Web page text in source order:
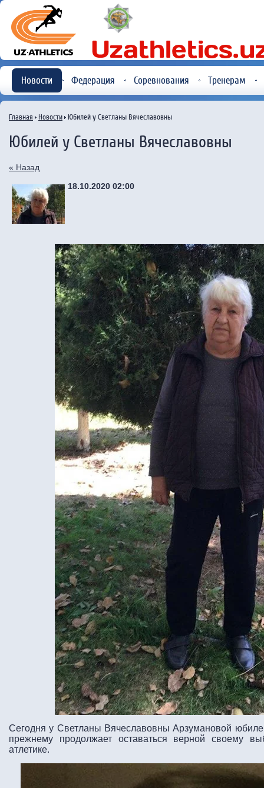
Новости Федерация Соревнования Тренерам
Главная Новости Юбилей у Светланы Вячеславовны
Юбилей у Светланы Вячеславовны
« Назад
18.10.2020 02:00
Сегодня у Светланы Вячеславовны Арзумановой
прежнему продолжает оставаться верной своему
атлетике.